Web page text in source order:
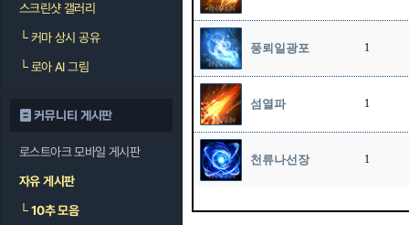
스크린샷 갤러리
└커마 상시 공유
└로아 AI 그림
커뮤니티 게시판
로스트아크 모바일 게시판
자유 게시판
└10추 모음
풍뢰일광포 1
섬열파 1
천류나선장 1